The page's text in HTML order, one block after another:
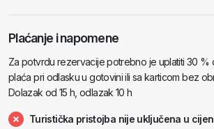
Plaćanje i napomene
Za potvrdu rezervacije potrebno je uplatiti 30 %
plaća pri odlasku u gotovini ili sa karticom bez
Dolazak od 15 h, odlazak 10 h
Turistička pristojba nije uključena u